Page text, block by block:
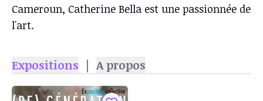
Cameroun, Catherine Bella est une passionnée de
l'art.
Expositions | A propos